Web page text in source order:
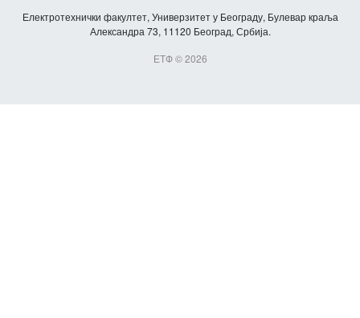
Електротехнички факултет, Универзитет у Београду, Булевар краља
Александра 73, 11120 Београд, Србија.
ЕТФ © 2026